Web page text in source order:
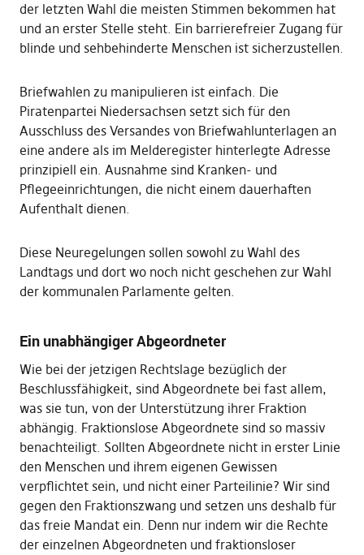
der letzten Wahl die meisten Stimmen bekommen hat
und an erster Stelle steht. Ein barrierefreier Zugang für
blinde und sehbehinderte Menschen ist sicherzustellen.
Briefwahlen zu manipulieren ist einfach. Die
Piratenpartei Niedersachsen setzt sich für den
Ausschluss des Versandes von Briefwahlunterlagen an
eine andere als im Melderegister hinterlegte Adresse
prinzipiell ein. Ausnahme sind Kranken- und
Pflegeeinrichtungen, die nicht einem dauerhaften
Aufenthalt dienen.
Diese Neuregelungen sollen sowohl zu Wahl des
Landtags und dort wo noch nicht geschehen zur Wahl
der kommunalen Parlamente gelten.
Ein unabhängiger Abgeordneter
Wie bei der jetzigen Rechtslage bezüglich der
Beschlussfähigkeit, sind Abgeordnete bei fast allem,
was sie tun, von der Unterstützung ihrer Fraktion
abhängig. Fraktionslose Abgeordnete sind so massiv
benachteiligt. Sollten Abgeordnete nicht in erster Linie
den Menschen und ihrem eigenen Gewissen
verpflichtet sein, und nicht einer Parteilinie? Wir sind
gegen den Fraktionszwang und setzen uns deshalb für
das freie Mandat ein. Denn nur indem wir die Rechte
der einzelnen Abgeordneten und fraktionsloser